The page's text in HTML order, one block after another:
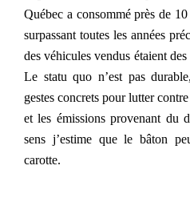
Québec a consommé près de
surpassant toutes les années
des véhicules vendus étaient
Le statu quo n’est pas
gestes concrets pour lutter
et les émissions provenant du
sens j’estime que le bâton
carotte.